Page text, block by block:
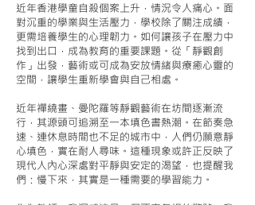
近年香港學童自殺個案上升，情況令人痛心。面
對沉重的學業與生活壓力，學校除了關注成績，
更需培養學生的心理韌力。如何讓孩子在壓力中
找到出口，成為教育的重要課題。從「靜觀創
作」出發，藝術或可成為安放情緒與療癒心靈的
空間，讓學生重新學會與自己相處。
近年禪繞畫、曼陀羅等靜觀藝術在坊間逐漸流
行，其源頭可追溯至一本填色書熱潮。在節奏急
速、連休息時間也不足的城市中，人們仍願意靜
心填色，實在耐人尋味。這種現象或許正反映了
現代人內心深處對平靜與安定的渴望，也提醒我
們：慢下來，其實是一種需要的學習能力。